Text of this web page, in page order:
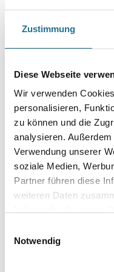
Zustimmung
Diese Webseite
Wir verwenden
personalisieren,
zu können und die
analysieren.
Verwendung unserer
soziale Medien,
Partner führen diese
weiteren Daten
Notwendig
Art-Nr.:4109-000360